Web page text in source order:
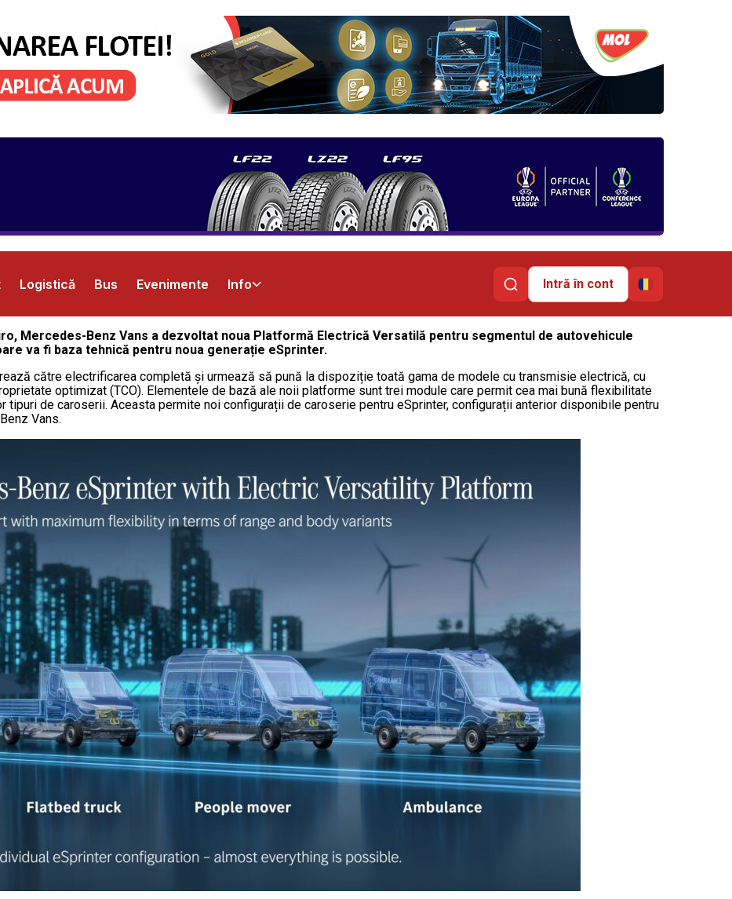
Logistică Bus Evenimente Info Intră în cont
Mercedes-Benz Vans a dezvoltat noua Platformă Electrică Versatilă pentru segmentul de autovehicule
va fi baza tehnică pentru noua generație eSprinter.
către electrificarea completă și urmează să pună la dispoziție toată gama de modele cu transmisie electrică, cu
optimizat (TCO). Elementele de bază ale noii platforme sunt trei module care permit cea mai bună flexibilitate
de caroserii. Aceasta permite noi configurații de caroserie pentru eSprinter, configurații anterior disponibile pentru
Vans.